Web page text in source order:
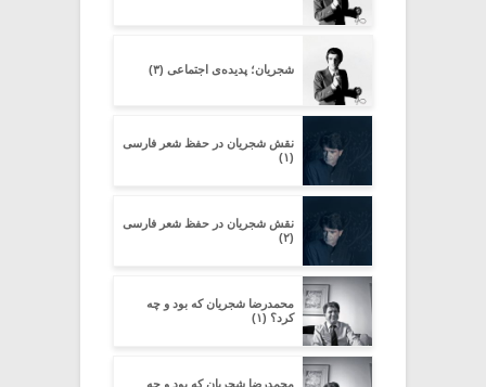
شجریان؛ پدیده‌ی اجتماعی (۳)
نقش شجریان در حفظ شعر فارسی
(۱)
نقش شجریان در حفظ شعر فارسی
(۲)
محمدرضا شجریان که بود و چه
کرد؟ (۱)
محمدرضا شجریان که بود و چه